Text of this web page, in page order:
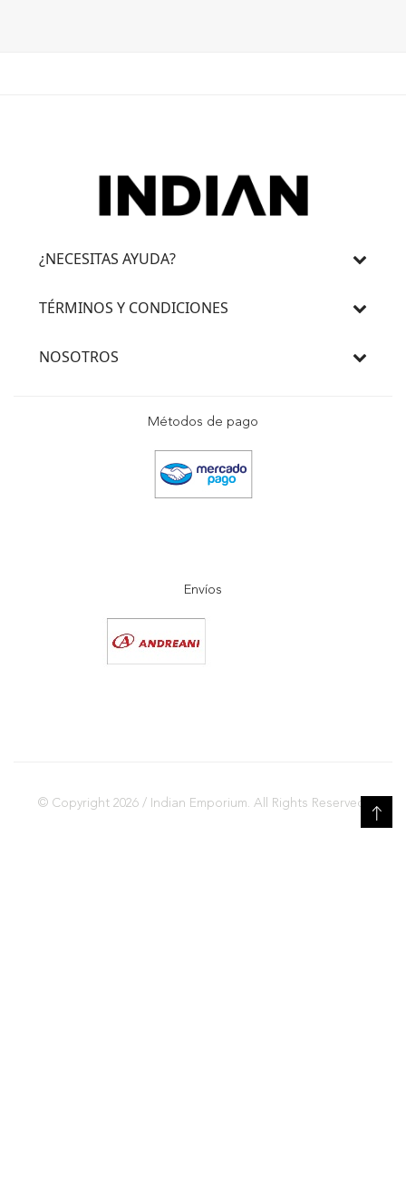
¿NECESITAS AYUDA?
TÉRMINOS Y CONDICIONES
NOSOTROS
Métodos de pago
Envíos
© Copyright 2026 / Indian Emporium. All Rights Reserved.